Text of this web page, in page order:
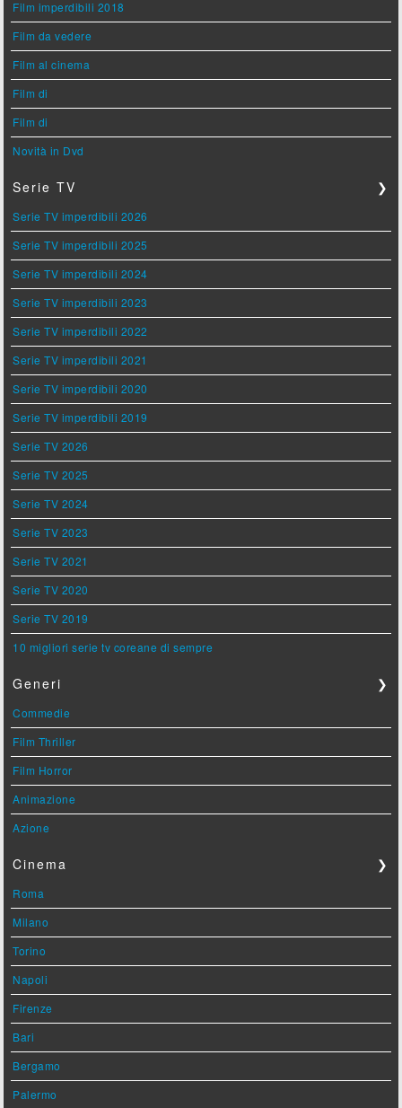
Film imperdibili 2018
Film da vedere
Film al cinema
Film di
Film di
Novità in Dvd
Serie TV ❯
Serie TV imperdibili 2026
Serie TV imperdibili 2025
Serie TV imperdibili 2024
Serie TV imperdibili 2023
Serie TV imperdibili 2022
Serie TV imperdibili 2021
Serie TV imperdibili 2020
Serie TV imperdibili 2019
Serie TV 2026
Serie TV 2025
Serie TV 2024
Serie TV 2023
Serie TV 2021
Serie TV 2020
Serie TV 2019
10 migliori serie tv coreane di sempre
Generi ❯
Commedie
Film Thriller
Film Horror
Animazione
Azione
Cinema ❯
Roma
Milano
Torino
Napoli
Firenze
Bari
Bergamo
Palermo